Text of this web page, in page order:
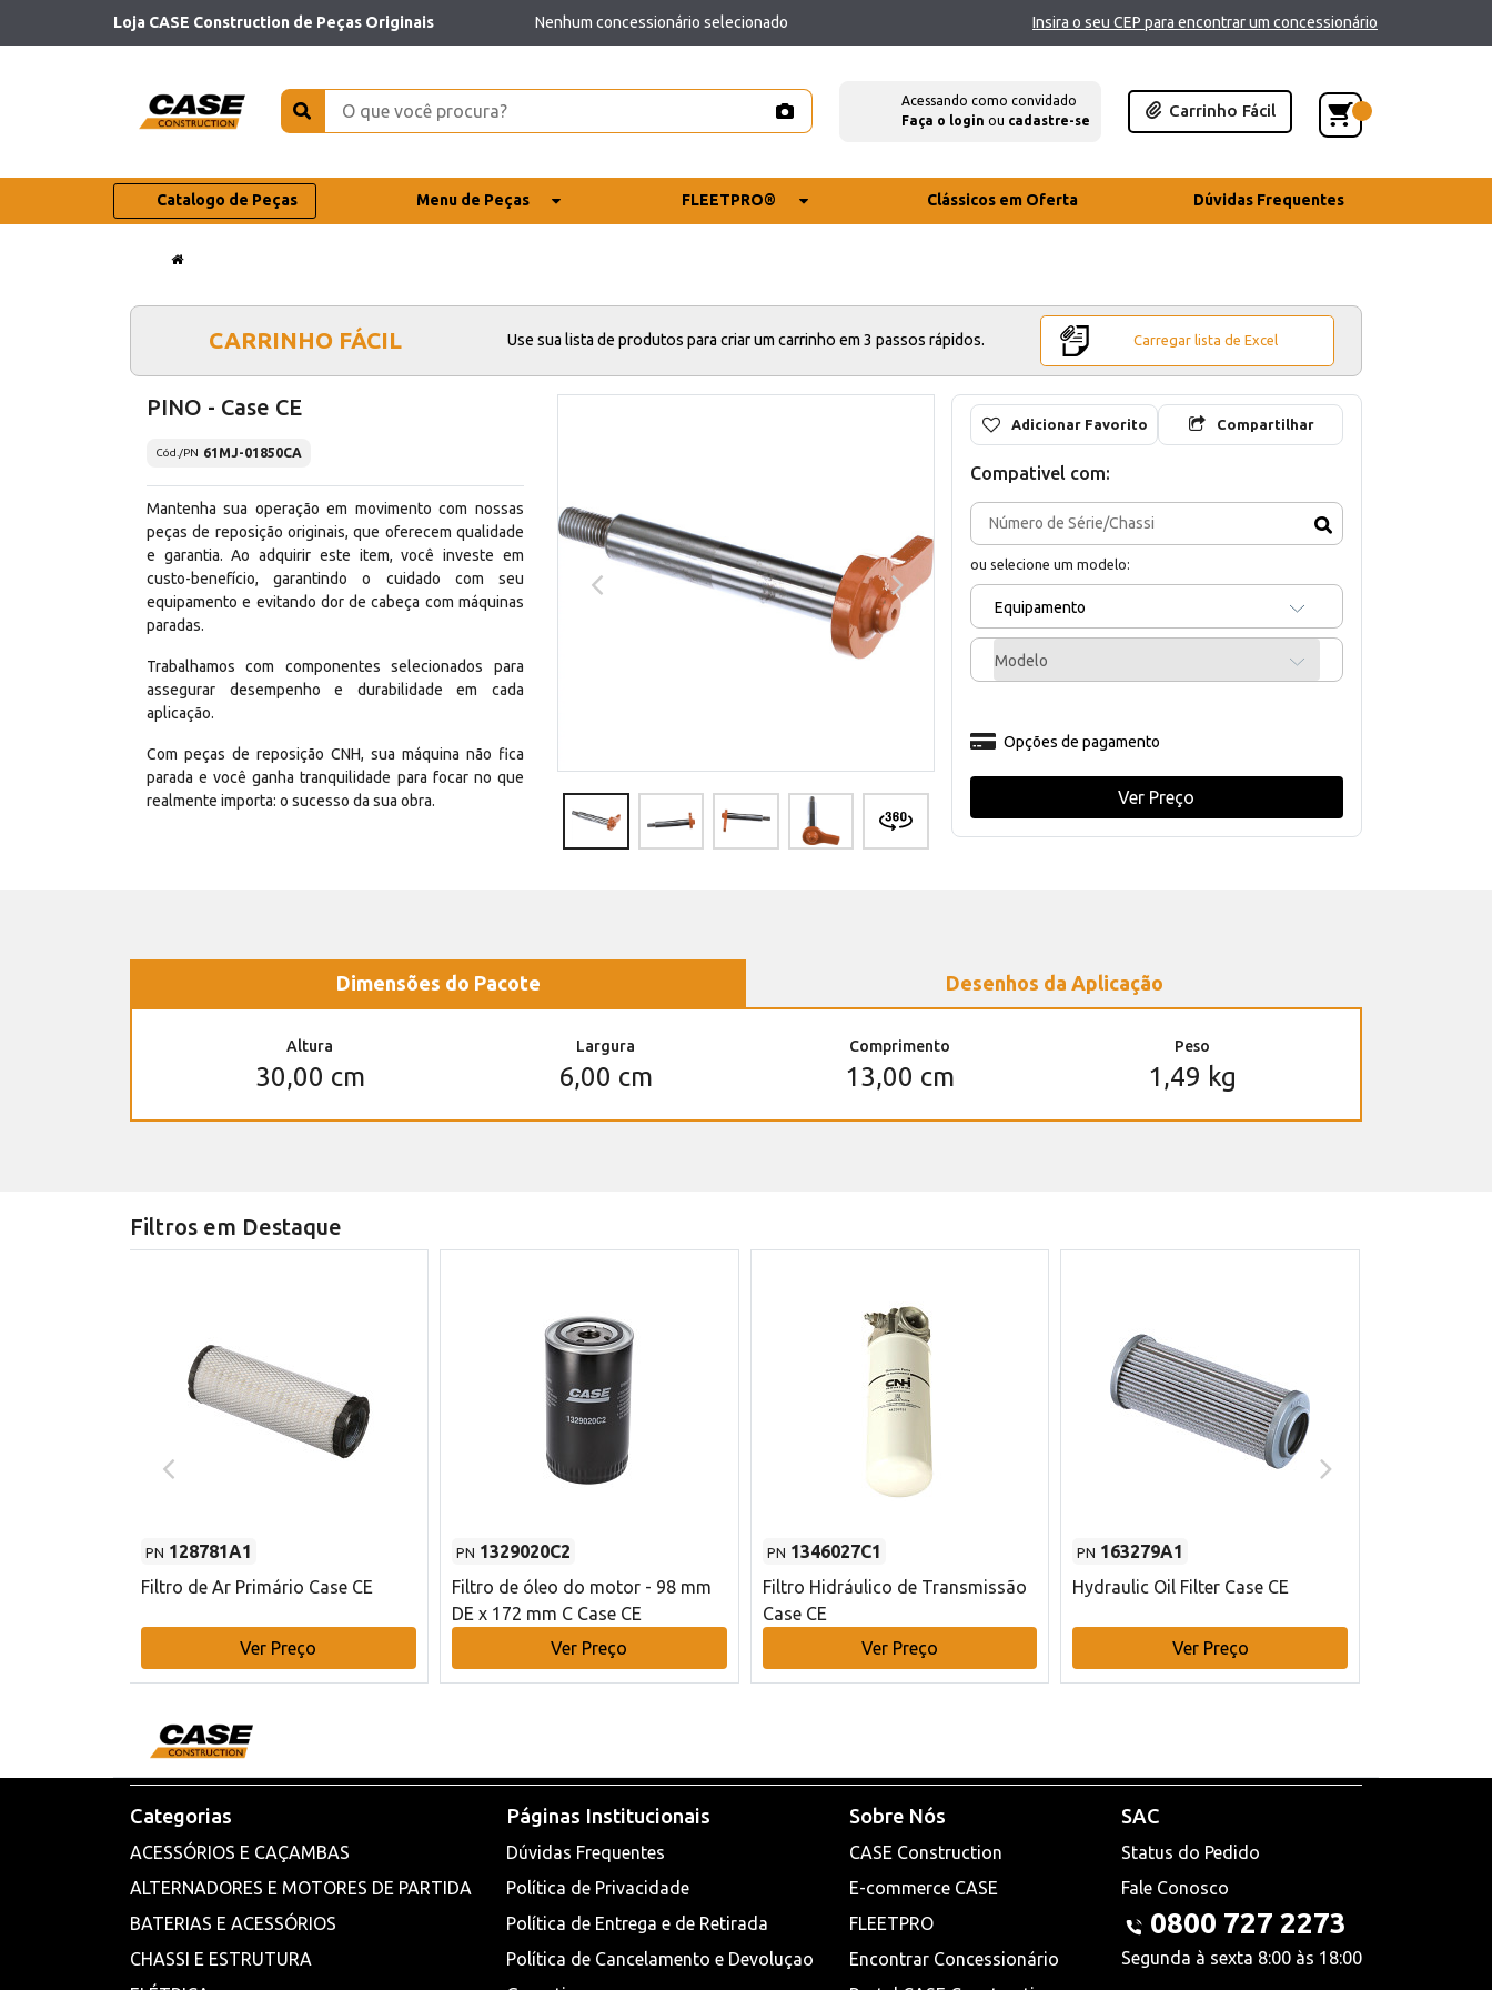
Loja CASE Construction de Peças Originais Nenhum concessionário selecionado Insira o seu CEP para encontrar um concessionário
Acessando como convidado
Faça o login ou cadastre-se
Carrinho Fácil
Catalogo de Peças Menu de Peças FLEETPRO® Clássicos em Oferta Dúvidas Frequentes
CARRINHO FÁCIL Use sua lista de produtos para criar um carrinho em 3 passos rápidos. Carregar lista de Excel
PINO - Case CE
Cód./PN 61MJ-01850CA
Mantenha sua operação em movimento com nossas
peças de reposição originais, que oferecem qualidade
e garantia. Ao adquirir este item, você investe em
custo-benefício, garantindo o cuidado com seu
equipamento e evitando dor de cabeça com máquinas
paradas.
Trabalhamos com componentes selecionados para
assegurar desempenho e durabilidade em cada
aplicação.
Com peças de reposição CNH, sua máquina não fica
parada e você ganha tranquilidade para focar no que
realmente importa: o sucesso da sua obra.
Adicionar Favorito Compartilhar
Compativel com:
ou selecione um modelo:
Equipamento
Modelo
Opções de pagamento
Ver Preço
Dimensões do Pacote Desenhos da Aplicação
Altura
30,00 cm
Largura
6,00 cm
Comprimento
13,00 cm
Peso
1,49 kg
Filtros em Destaque
PN 128781A1
Filtro de Ar Primário Case CE
Ver Preço
PN 1329020C2
Filtro de óleo do motor - 98 mm
DE x 172 mm C Case CE
Ver Preço
PN 1346027C1
Filtro Hidráulico de Transmissão
Case CE
Ver Preço
PN 163279A1
Hydraulic Oil Filter Case CE
Ver Preço
Categorias
ACESSÓRIOS E CAÇAMBAS
ALTERNADORES E MOTORES DE PARTIDA
BATERIAS E ACESSÓRIOS
CHASSI E ESTRUTURA
Páginas Institucionais
Dúvidas Frequentes
Política de Privacidade
Política de Entrega e de Retirada
Política de Cancelamento e Devoluçao
Sobre Nós
CASE Construction
E-commerce CASE
FLEETPRO
Encontrar Concessionário
SAC
Status do Pedido
Fale Conosco
0800 727 2273
Segunda à sexta 8:00 às 18:00